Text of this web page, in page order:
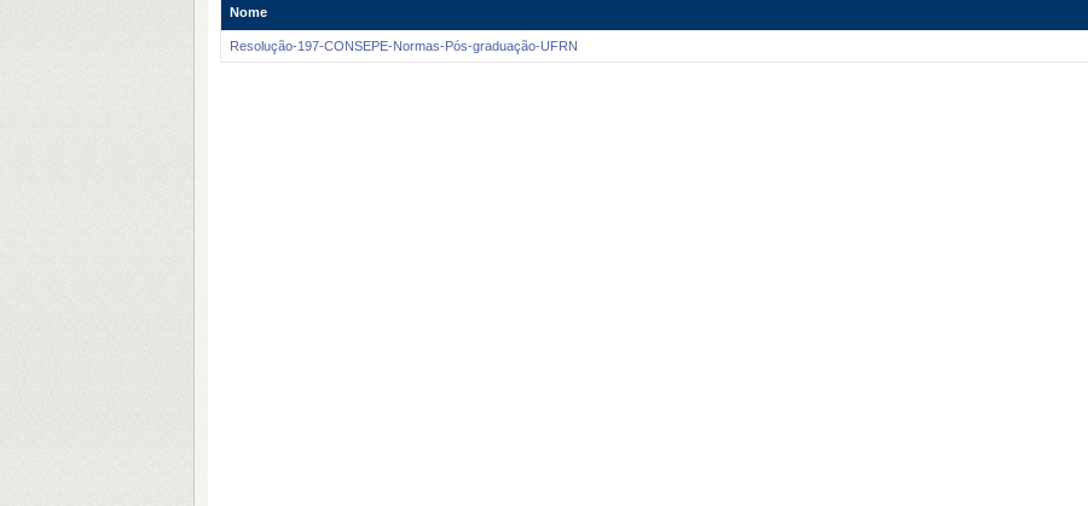
Nome
Resolução-197-CONSEPE-Normas-Pós-graduação-UFRN